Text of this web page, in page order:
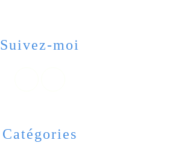
Catégories
Suivez-moi